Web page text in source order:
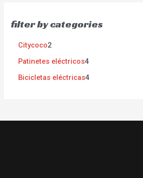
filter by categories
Citycoco2
Patinetes eléctricos4
Bicicletas eléctricas4